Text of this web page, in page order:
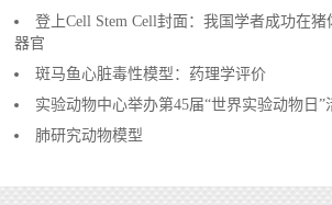
登上Cell Stem Cell封面：我国学者成功在
器官
斑马鱼心脏毒性模型：药理学评价
实验动物中心举办第45届“世界实验动物日”
肺研究动物模型